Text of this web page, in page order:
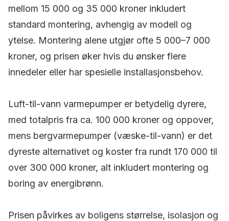
mellom 15 000 og 35 000 kroner inkludert
standard montering, avhengig av modell og
ytelse. Montering alene utgjør ofte 5 000–7 000
kroner, og prisen øker hvis du ønsker flere
innedeler eller har spesielle installasjonsbehov.
Luft-til-vann varmepumper er betydelig dyrere,
med totalpris fra ca. 100 000 kroner og oppover,
mens bergvarmepumper (væske-til-vann) er det
dyreste alternativet og koster fra rundt 170 000 til
over 300 000 kroner, alt inkludert montering og
boring av energibrønn.
Prisen påvirkes av boligens størrelse, isolasjon og